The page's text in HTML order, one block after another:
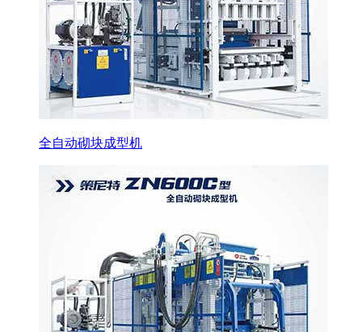
全自动砌块成型机